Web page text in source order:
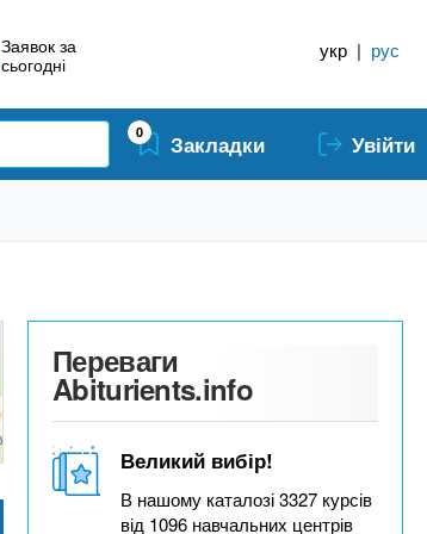
Заявок за
сьогодні
укр | рус
0 Закладки Увійти
Переваги
Abiturients.info
Великий вибір!
В нашому каталозі 3327 курсів
від 1096 навчальних центрів